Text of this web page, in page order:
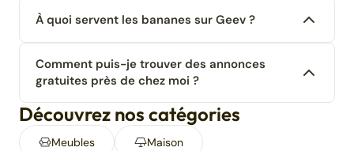
À quoi servent les bananes sur Geev ?
Comment puis-je trouver des annonces
gratuites près de chez moi ?
Découvrez nos catégories
Meubles Maison